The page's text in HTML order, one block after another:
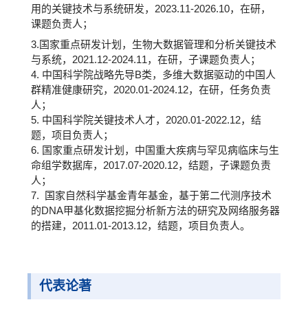
用的关键技术与系统研发，2023.11-2026.10，在研，
课题负责人；
3.国家重点研发计划，生物大数据管理和分析关键技术
与系统，2021.12-2024.11，在研，子课题负责人；
4. 中国科学院战略先导B类，多维大数据驱动的中国人
群精准健康研究，2020.01-2024.12，在研，任务负责
人；
5. 中国科学院关键技术人才，2020.01-2022.12，结
题，项目负责人；
6. 国家重点研发计划，中国重大疾病与罕见病临床与生
命组学数据库，2017.07-2020.12，结题，子课题负责
人；
7. 国家自然科学基金青年基金，基于第二代测序技术
的DNA甲基化数据挖掘分析新方法的研究及网络服务器
的搭建，2011.01-2013.12，结题，项目负责人。
代表论著